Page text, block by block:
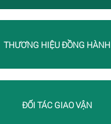
THƯƠNG HIỆU ĐỒNG HÀNH
ĐỐI TÁC GIAO VẬN